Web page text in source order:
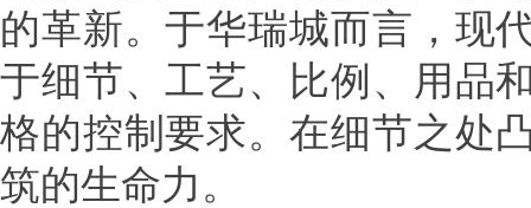
的革新。于华瑞城而言，现
于细节、工艺、比例、用品
格的控制要求。在细节之处
筑的生命力。